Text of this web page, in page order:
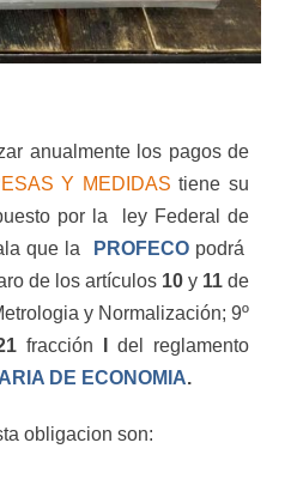
anualmente los pagos de
Y MEDIDAStiene su
por la
ley Federal de
que la
PROFECOpodrá
de los artículos 10 y 11 de
y Normalización; 9º
fracción
del reglamento
DE ECONOMIA.
obligacion son: